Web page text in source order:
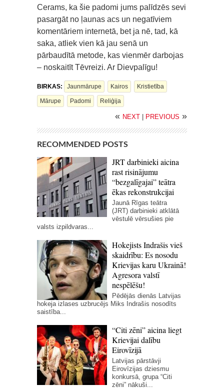
Cerams, ka šie padomi jums palīdzēs sevi
pasargāt no ļaunas acs un negatīviem
komentāriem internetā, bet ja nē, tad, kā
saka, atliek vien kā jau senā un
pārbaudītā metode, kas vienmēr darbojas
– noskaitīt Tēvreizi. Ar Dievpalīgu!
BIRKAS: Jaunmārupe Kairos Kristietība
Mārupe Padomi Reliģija
« NEXT PREVIOUS »
RECOMMENDED POSTS
JRT darbinieki aicina
rast risinājumu
“bezgalīgajai” teātra
ēkas rekonstrukcijai
Jaunā Rīgas teātra
(JRT) darbinieki atklātā
vēstulē vērsušies pie
valsts izpildvaras...
Hokejists Indrašis vieš
skaidrību: Es nosodu
Krievijas karu Ukrainā!
Agresora valstī
nespēlēšu!
Pēdējās dienās Latvijas
hokeja izlases uzbrucējs Miks Indrašis nosodīts
saistība...
“Citi zēni” aicina liegt
Krievijai dalību
Eirovīzijā
Latvijas pārstāvji
Eirovīzijas dziesmu
konkursā, grupa “Citi
zēni” nākuši...